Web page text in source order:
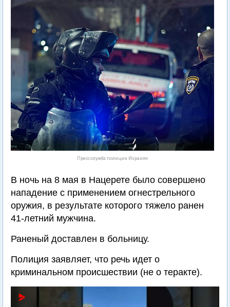
Пресс-служба полиции Израиля
В ночь на 8 мая в Нацерете было совершено
нападение с применением огнестрельного
оружия, в результате которого тяжело ранен
41-летний мужчина.
Раненый доставлен в больницу.
Полиция заявляет, что речь идет о
криминальном происшествии (не о теракте).